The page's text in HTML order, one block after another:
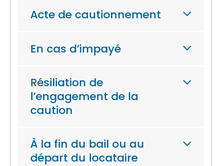
Acte de cautionnement
En cas d’impayé
Résiliation de
l’engagement de la
caution
À la fin du bail ou au
départ du locataire